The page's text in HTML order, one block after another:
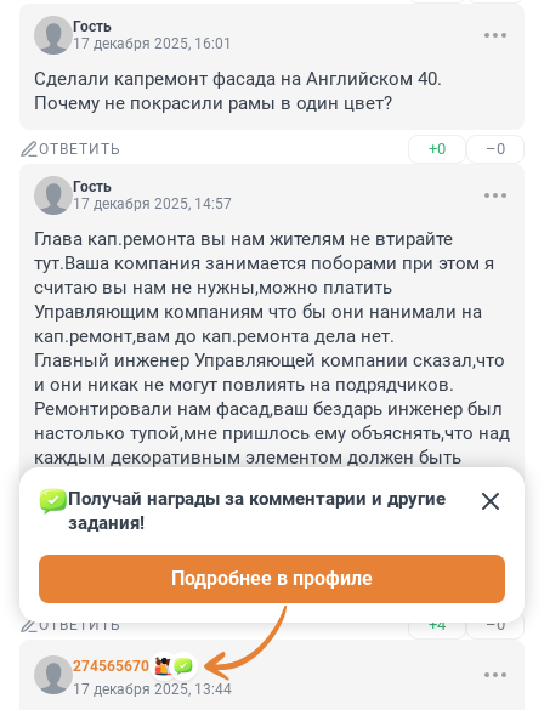
Гость
17 декабря 2025, 16:01
Сделали капремонт фасада на Английском 40.
Почему не покрасили рамы в один цвет?
ОТВЕТИТЬ +0 –0
Гость
17 декабря 2025, 14:57
Глава кап.ремонта вы нам жителям не втирайте
тут.Ваша компания занимается поборами при этом я
считаю вы нам не нужны,можно платить
Управляющим компаниям что бы они нанимали на
кап.ремонт,вам до кап.ремонта дела нет.
Главный инженер Управляющей компании сказал,что
и они никак не могут повлиять на подрядчиков.
Ремонтировали нам фасад,ваш бездарь инженер был
настолько тупой,мне пришлось ему объяснять,что над
каждым декоративным элементом должен быть
поставлены и вся краска белая стала
черной,приехала госжилинпекция и благодаря им
надавили и поставили.Грамотность управления
уровня сельская школа
ОТВЕТИТЬ +4 –0
274565670
Получай награды за комментарии и другие
задания!
Подробнее в профиле
17 декабря 2025, 13:44